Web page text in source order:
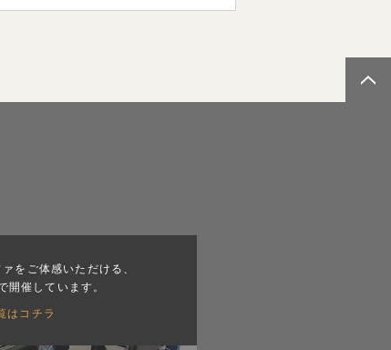
をご体感いただける、
開催しています。
はコチラ